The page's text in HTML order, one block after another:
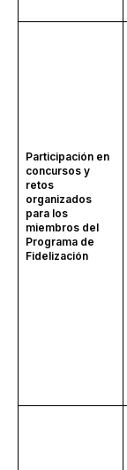
Participación en
concursos y
retos
organizados
para los
miembros del
Programa de
Fidelización